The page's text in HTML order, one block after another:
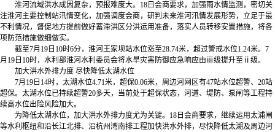
淮河流域洪水成因复杂，预报难度大。18日会商要求，加强雨水情监测，密切关
注淮河主要控制站汛情变化，加强调度会商，研判未来淮河汛情发展形势，立足于最
不利情况，督促地方提前做好蓄滞洪区分洪运用准备，落实人员转移安置措施，将各
项防范措施做细做实。
截至7月19日10时6分，淮河王家坝站水位涨至28.74米，超过警戒水位1.24米。7
月19日10时，水利部淮河水利委员会将水旱灾害防御应急响应由ⅲ级提升至ⅱ级。
加大洪水外排力度 尽快降低太湖水位
7月19日14时，太湖水位4.71米，超保0.06米，周边河网区有47站水位超警、20站
超保。太湖水位已持续超警20多天，当前处于超保状态，河道、堤防、泵闸等工程持
续高水位出险风险加大。
为降低太湖水位，加大洪水外排力度尤为关键。18日会商要求，继续运用太浦闸
等水利枢纽和沿长江北排、沿杭州湾南排工程加快洪水外排，尽快降低太湖及周边河